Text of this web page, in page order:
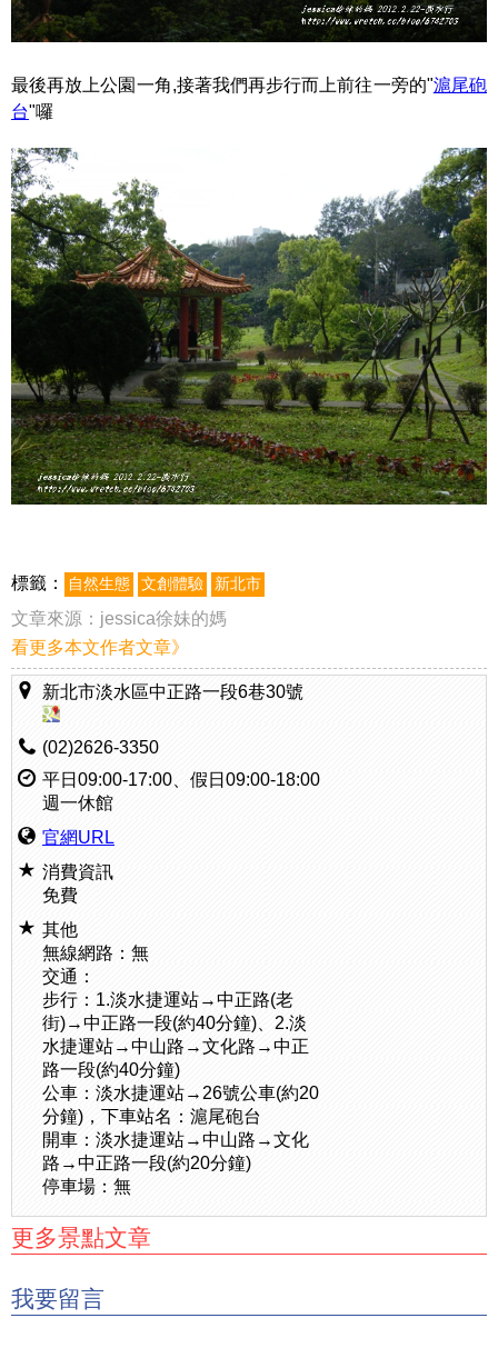
最後再放上公園一角,接著我們再步行而上前往一旁的"滬尾砲
台"囉
標籤： 自然生態 文創體驗 新北市
文章來源： jessica徐妹的媽
看更多本文作者文章》
新北市淡水區中正路一段6巷30號
(02)2626-3350
平日09:00-17:00、假日09:00-18:00
週一休館
官網URL
消費資訊
免費
其他
無線網路：無
交通：
步行：1.淡水捷運站→中正路(老
街)→中正路一段(約40分鐘)、2.淡
水捷運站→中山路→文化路→中正
路一段(約40分鐘)
公車：淡水捷運站→26號公車(約20
分鐘)，下車站名：滬尾砲台
開車：淡水捷運站→中山路→文化
路→中正路一段(約20分鐘)
停車場：無
更多景點文章
我要留言